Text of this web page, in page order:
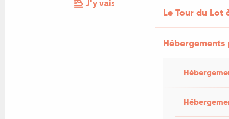
Le Tour du Lot
J'y vais en train !